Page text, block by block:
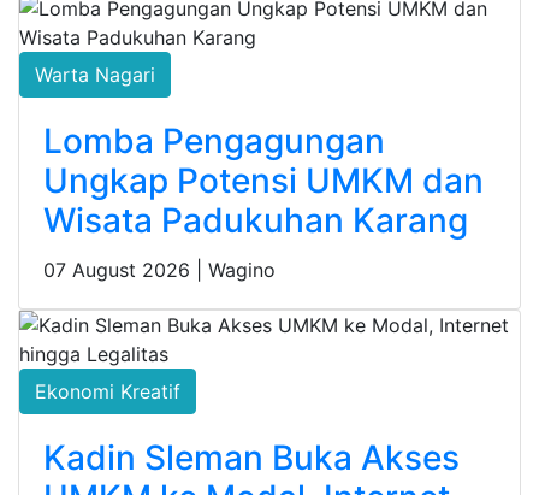
Warta Nagari
Lomba Pengagungan
Ungkap Potensi UMKM dan
Wisata Padukuhan Karang
07 August 2026 | Wagino
Ekonomi Kreatif
Kadin Sleman Buka Akses